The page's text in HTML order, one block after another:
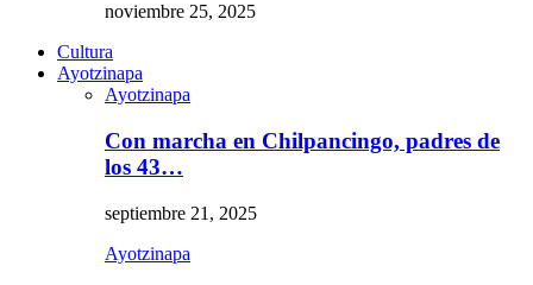
noviembre 25, 2025
Cultura
Ayotzinapa
Ayotzinapa
Con marcha en Chilpancingo, padres de
los 43…
septiembre 21, 2025
Ayotzinapa